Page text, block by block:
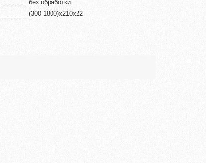
без обработки
(300-1800)х210х22